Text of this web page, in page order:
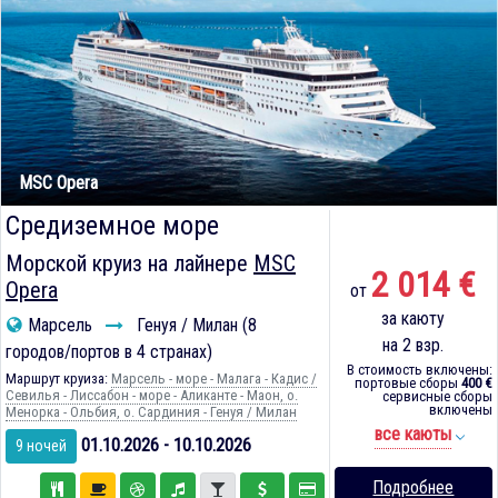
MSC Opera
Средиземное море
Морской круиз на лайнере MSC
Opera
Марсель
Генуя / Милан (8
городов/портов в 4 странах)
Маршрут круиза: Марсель - море - Малага - Кадиc /
Севилья - Лиссабон - море - Аликанте - Маон, о.
Менорка - Ольбия, о. Сардиния - Генуя / Милан
9 ночей 01.10.2026 - 10.10.2026
от 2 014 €
за каюту
на 2 взр.
В стоимость включены:
портовые сборы 400 €
сервисные сборы
включены
все каюты
Подробнее